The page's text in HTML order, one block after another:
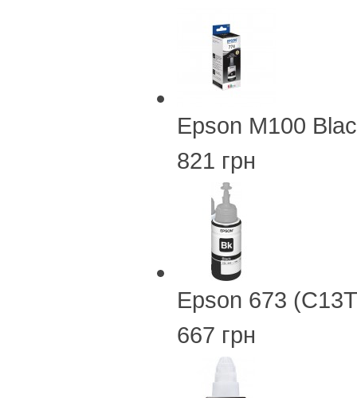
Epson M100
821 грн
Epson 673
667 грн